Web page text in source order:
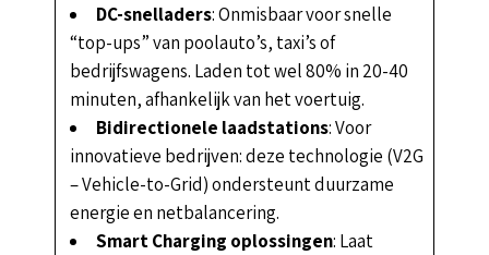
DC-snelladers: Onmisbaar voor snelle
“top-ups” van poolauto’s, taxi’s of
bedrijfswagens. Laden tot wel 80% in 20-40
minuten, afhankelijk van het voertuig.
Bidirectionele laadstations: Voor
innovatieve bedrijven: deze technologie (V2G
– Vehicle-to-Grid) ondersteunt duurzame
energie en netbalancering.
Smart Charging oplossingen: Laat